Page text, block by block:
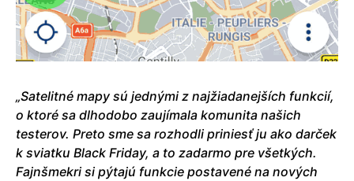
„Satelitné mapy sú jednými z najžiadanejších funkcií,
o ktoré sa dlhodobo zaujímala komunita našich
testerov. Preto sme sa rozhodli priniesť ju ako darček
k sviatku Black Friday, a to zadarmo pre všetkých.
Fajnšmekri si pýtajú funkcie postavené na nových